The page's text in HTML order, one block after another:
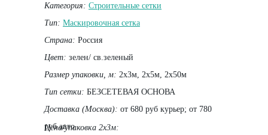
Категория: Строительные сетки
Тип: Маскировочная сетка
Страна: Россия
Цвет: зелен/ св.зеленый
Размер упаковки, м: 2х3м, 2х5м, 2х50м
Тип сетки: БЕЗСЕТЕВАЯ ОСНОВА
Доставка (Москва): от 680 руб курьер; от 780
руб авто
Цена/упаковка 2х3м: